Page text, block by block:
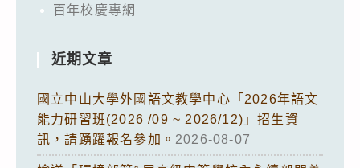
百年校慶專網
近期文章
國立中山大學外國語文教學中心「2026年語文
能力研習班(2026 /09 ~ 2026/12)」招生資
訊，請踴躍報名參加。 2026-08-07